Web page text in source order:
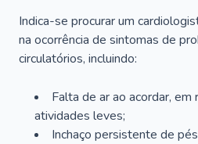
Indica-se procurar um
na ocorrência de sintomas de
circulatórios, incluindo:
Falta de ar ao acordar,
atividades leves;
Inchaço persistente de